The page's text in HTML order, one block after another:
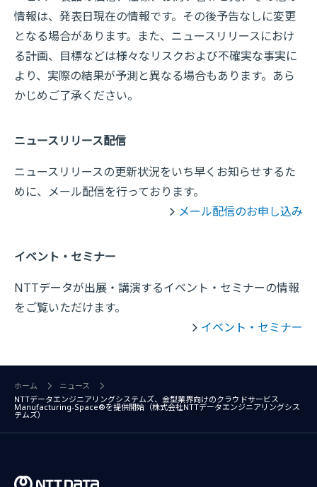
情報は、発表日現在の情報です。その後予告なしに変更
となる場合があります。また、ニュースリリースにおけ
る計画、目標などは様々なリスクおよび不確実な事実に
より、実際の結果が予測と異なる場合もあります。あら
かじめご了承ください。
ニュースリリース配信
ニュースリリースの更新状況をいち早くお知らせするた
めに、メール配信を行っております。
メール配信のお申し込み
イベント・セミナー
NTTデータが出展・講演するイベント・セミナーの情報
をご覧いただけます。
イベント・セミナー
ホーム
ニュース
NTTデータエンジニアリングシステムズ、金型業界向けのクラウドサービス
Manufacturing-Space®を提供開始（株式会社NTTデータエンジニアリングシス
テムズ）